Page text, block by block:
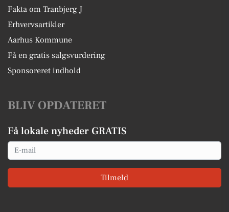
Fakta om Tranbjerg J
Erhvervsartikler
Aarhus Kommune
Få en gratis salgsvurdering
Sponsoreret indhold
BLIV OPDATERET
Få lokale nyheder GRATIS
Email
Tilmeld